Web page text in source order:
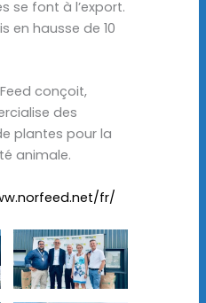
se font à l’export.
en hausse de 10
conçoit,
des
plantes pour la
animale.
fr/